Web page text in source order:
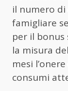
il numero
famigliare
per il bonus
la misura
mesi
consumi